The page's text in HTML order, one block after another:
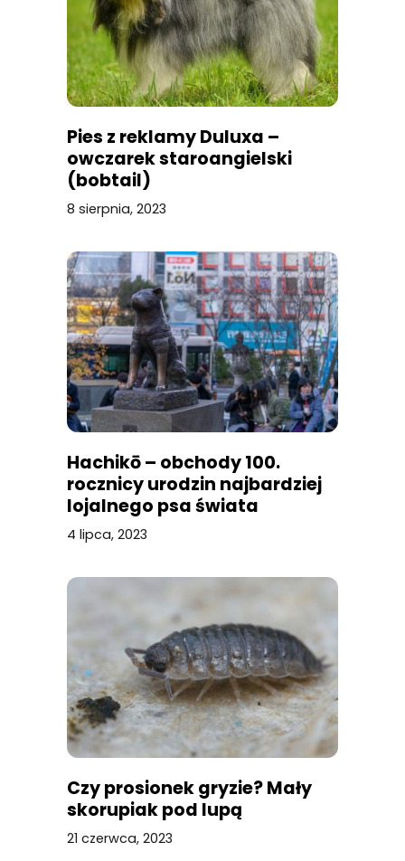
Pies z reklamy Duluxa –
owczarek staroangielski
(bobtail)
8 sierpnia, 2023
Hachikō – obchody 100.
rocznicy urodzin najbardziej
lojalnego psa świata
4 lipca, 2023
Czy prosionek gryzie? Mały
skorupiak pod lupą
21 czerwca, 2023